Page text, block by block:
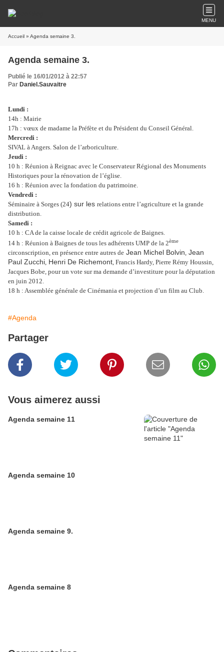
MENU
Accueil » Agenda semaine 3.
Agenda semaine 3.
Publié le 16/01/2012 à 22:57
Par Daniel.Sauvaitre
Lundi :
14h : Mairie
17h : vœux de madame la Préfète et du Président du Conseil Général.
Mercredi :
SIVAL à Angers. Salon de l’arboriculture.
Jeudi :
10 h : Réunion à Reignac avec le Conservateur Régional des Monuments
Historiques pour la rénovation de l’église.
16 h : Réunion avec la fondation du patrimoine.
Vendredi :
Séminaire à Sorges (24) sur les relations entre l’agriculture et la grande
distribution.
Samedi :
10 h : CA de la caisse locale de crédit agricole de Baignes.
14 h : Réunion à Baignes de tous les adhérents UMP de la 2ème
circonscription, en présence entre autres de Jean Michel Bolvin, Jean
Paul Zucchi, Henri De Richemont, Francis Hardy, Pierre Rémy Houssin,
Jacques Bobe, pour un vote sur ma demande d’investiture pour la députation
en juin 2012.
18 h : Assemblée générale de Cinémania et projection d’un film au Club.
#Agenda
Partager
Vous aimerez aussi
Agenda semaine 11
Agenda semaine 10
Agenda semaine 9.
Agenda semaine 8